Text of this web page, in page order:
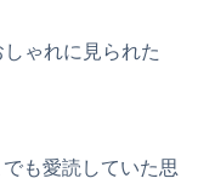
しゃれに見られた
も愛読していた思